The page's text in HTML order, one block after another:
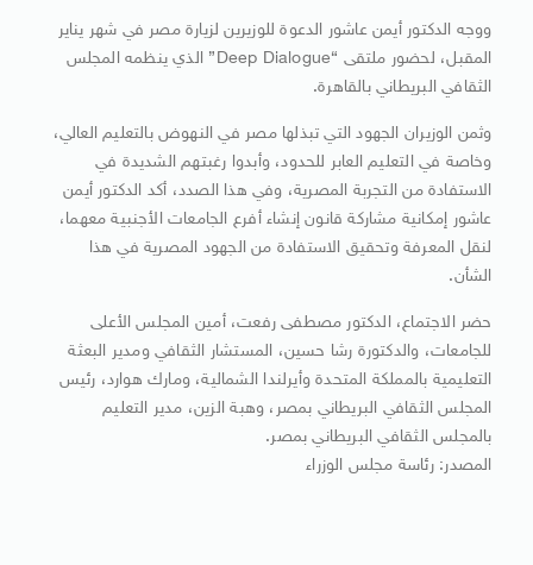
ووجه الدكتور أيمن عاشور الدعوة للوزيرين لزيارة مصر في شهر يناير
المقبل، لحضور ملتقى “Deep Dialogue” الذي ينظمه المجلس
الثقافي البريطاني بالقاهرة.
وثمن الوزيران الجهود التي تبذلها مصر في النهوض بالتعليم العالي،
وخاصة في التعليم العابر للحدود، وأبدوا رغبتهم الشديدة في
الاستفادة من التجربة المصرية، وفي هذا الصدد، أكد الدكتور أيمن
عاشور إمكانية مشاركة قانون إنشاء أفرع الجامعات الأجنبية معهما،
لنقل المعرفة وتحقيق الاستفادة من الجهود المصرية في هذا
الشأن.
حضر الاجتماع، الدكتور مصطفى رفعت، أمين المجلس الأعلى
للجامعات، والدكتورة رشا حسين، المستشار الثقافي ومدير البعثة
التعليمية بالمملكة المتحدة وأيرلندا الشمالية، ومارك هوارد، رئيس
المجلس الثقافي البريطاني بمصر، وهبة الزين، مدير التعليم
بالمجلس الثقافي البريطاني بمصر.
المصدر: رئاسة مجلس الوزراء